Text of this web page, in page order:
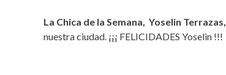
La Chica de la Semana, Yoselin Terrazas,
nuestra ciudad. ¡¡¡ FELICIDADES Yoselin !!!